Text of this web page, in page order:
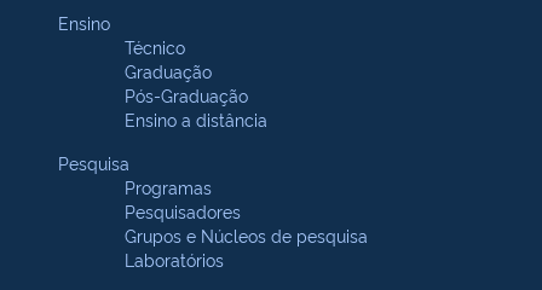
Ensino
Técnico
Graduação
Pós-Graduação
Ensino a distância
Pesquisa
Programas
Pesquisadores
Grupos e Núcleos de pesquisa
Laboratórios